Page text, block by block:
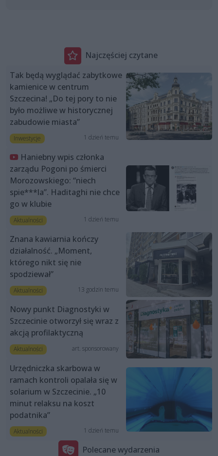
Najczęściej czytane
Tak będą wyglądać zabytkowe
kamienice w centrum
Szczecina! „Do tej pory to nie
było możliwe w historycznej
zabudowie miasta”
Inwestycje 1 dzień temu
Haniebny wpis członka
zarządu Pogoni po śmierci
Morozowskiego: “niech
spie***la”. Haditaghi nie chce
go w klubie
Aktualności 1 dzień temu
Znana kawiarnia kończy
działalność. „Moment,
którego nikt się nie
spodziewał”
Aktualności 13 godzin temu
Nowy punkt Diagnostyki w
Szczecinie otworzył się wraz z
akcją profilaktyczną
Aktualności art. sponsorowany
Urzędniczka skarbowa w
ramach kontroli opalała się w
solarium w Szczecinie. „10
minut relaksu na koszt
podatnika”
Aktualności 1 dzień temu
Polecane wydarzenia